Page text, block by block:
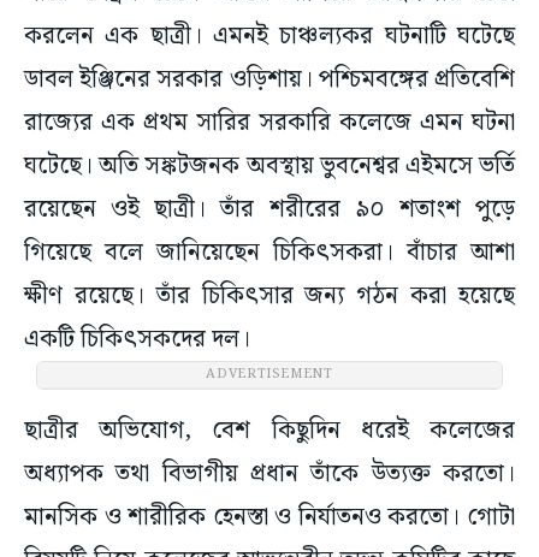
করলেন এক ছাত্রী। এমনই চাঞ্চল্যকর ঘটনাটি ঘটেছে
ডাবল ইঞ্জিনের সরকার ওড়িশায়। পশ্চিমবঙ্গের প্রতিবেশি
রাজ্যের এক প্রথম সারির সরকারি কলেজে এমন ঘটনা
ঘটেছে। অতি সঙ্কটজনক অবস্থায় ভুবনেশ্বর এইমসে ভর্তি
রয়েছেন ওই ছাত্রী। তাঁর শরীরের ৯০ শতাংশ পুড়ে
গিয়েছে বলে জানিয়েছেন চিকিৎসকরা। বাঁচার আশা
ক্ষীণ রয়েছে। তাঁর চিকিৎসার জন্য গঠন করা হয়েছে
একটি চিকিৎসকদের দল।
ADVERTISEMENT
ছাত্রীর অভিযোগ, বেশ কিছুদিন ধরেই কলেজের
অধ্যাপক তথা বিভাগীয় প্রধান তাঁকে উত্যক্ত করতো।
মানসিক ও শারীরিক হেনস্তা ও নির্যাতনও করতো। গোটা